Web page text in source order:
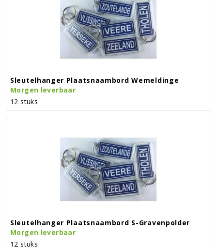
Sleutelhanger Plaatsnaambord Wemeldinge
Morgen leverbaar
12 stuks
Sleutelhanger Plaatsnaambord S-Gravenpolder
Morgen leverbaar
12 stuks